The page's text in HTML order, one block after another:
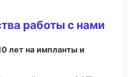
работы с нами
лет на импланты и